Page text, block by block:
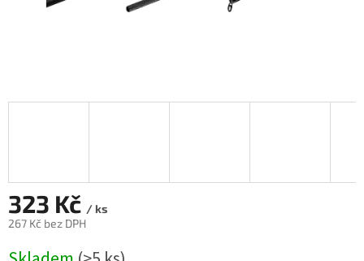
323 Kč / ks
267 Kč bez DPH